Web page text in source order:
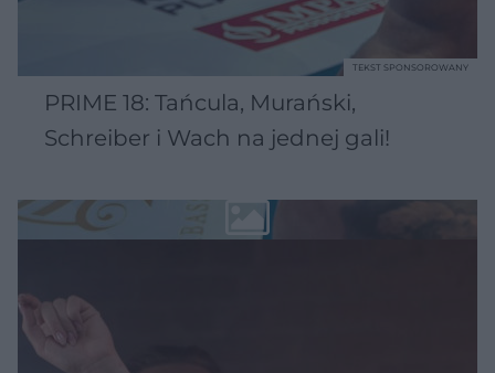
PRIME 18: Tańcula, Murański,
Schreiber i Wach na jednej gali!
TEKST SPONSOROWANY